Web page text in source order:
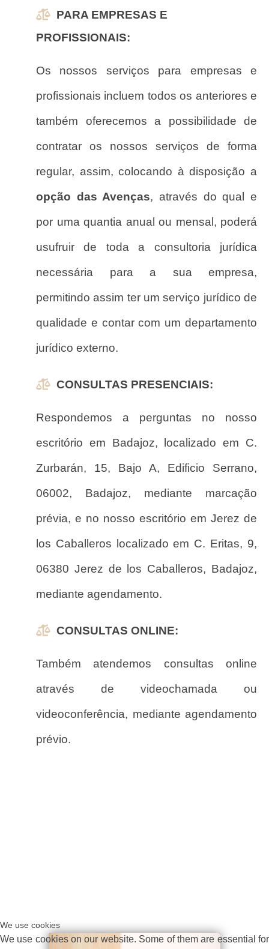
PARA EMPRESAS E
PROFISSIONAIS:
Os nossos serviços para empresas e
profissionais incluem todos os anteriores e
também oferecemos a possibilidade de
contratar os nossos serviços de forma
regular, assim, colocando à disposição a
opção das Avenças, através do qual e
por uma quantia anual ou mensal, poderá
usufruir de toda a consultoria jurídica
necessária para a sua empresa,
permitindo assim ter um serviço jurídico de
qualidade e contar com um departamento
jurídico externo.
CONSULTAS PRESENCIAIS:
Respondemos a perguntas no nosso
escritório em Badajoz, localizado em C.
Zurbarán, 15, Bajo A, Edificio Serrano,
06002, Badajoz, mediante marcação
prévia, e no nosso escritório em Jerez de
los Caballeros localizado em C. Eritas, 9,
06380 Jerez de los Caballeros, Badajoz,
mediante agendamento.
CONSULTAS ONLINE:
Também atendemos consultas online
através de videochamada ou
videoconferência, mediante agendamento
prévio.
We use cookies
We use cookies on our website. Some of them are essential for